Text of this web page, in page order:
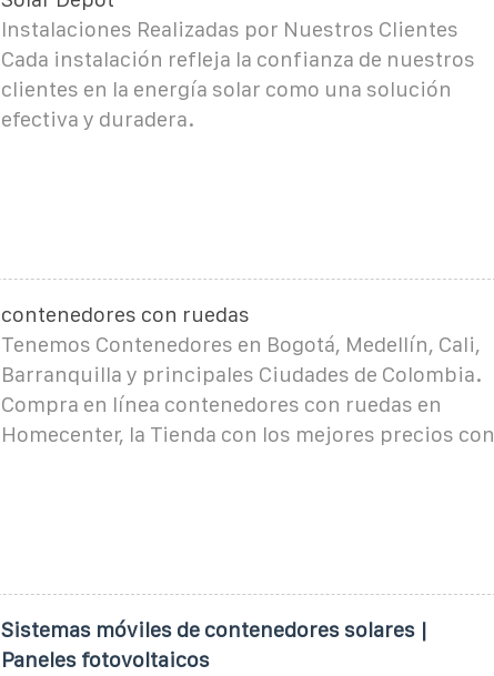
Instalaciones Realizadas por Nuestros Clientes
Cada instalación refleja la confianza de nuestros
clientes en la energía solar como una solución
efectiva y duradera.
contenedores con ruedas
Tenemos Contenedores en Bogotá, Medellín, Cali,
Barranquilla y principales Ciudades de Colombia.
Compra en línea contenedores con ruedas en
Homecenter, la Tienda con los mejores precios con
Sistemas móviles de contenedores solares |
Paneles fotovoltaicos